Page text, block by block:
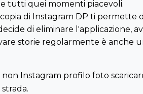
tutti quei momenti piacevoli.
di Instagram DP ti permette
decide di eliminare l'applicazione,
storie regolarmente è anche
Instagram profilo foto